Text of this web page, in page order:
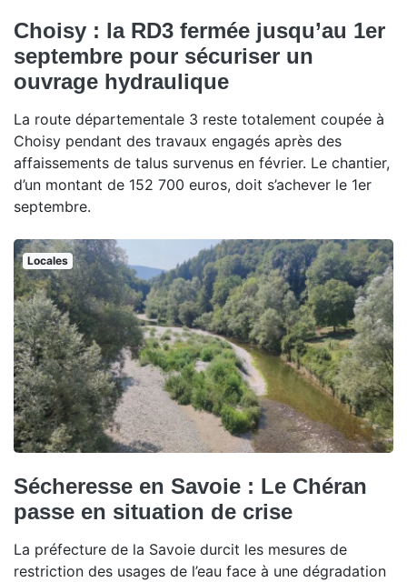
Choisy : la RD3 fermée jusqu’au 1er
septembre pour sécuriser un
ouvrage hydraulique
La route départementale 3 reste totalement coupée à
Choisy pendant des travaux engagés après des
affaissements de talus survenus en février. Le chantier,
d’un montant de 152 700 euros, doit s’achever le 1er
septembre.
Locales
Sécheresse en Savoie : Le Chéran
passe en situation de crise
La préfecture de la Savoie durcit les mesures de
restriction des usages de l’eau face à une dégradation